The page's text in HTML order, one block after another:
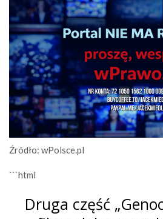
Źródło: wPolsce.pl
```html
Druga część